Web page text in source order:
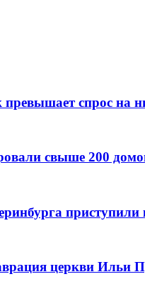
превышает спрос на
свыше 200
приступили
церкви Ильи